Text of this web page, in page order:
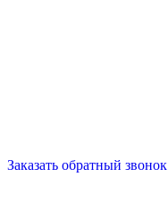
Заказать обратный звонок